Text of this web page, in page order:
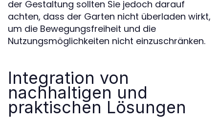
der Gestaltung sollten Sie jedoch darauf
achten, dass der Garten nicht überladen wirkt,
um die Bewegungsfreiheit und die
Nutzungsmöglichkeiten nicht einzuschränken.
Integration von
nachhaltigen und
praktischen Lösungen